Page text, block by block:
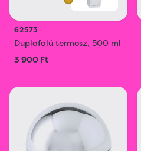
62573
Duplafalú termosz, 500 ml
3 900 Ft